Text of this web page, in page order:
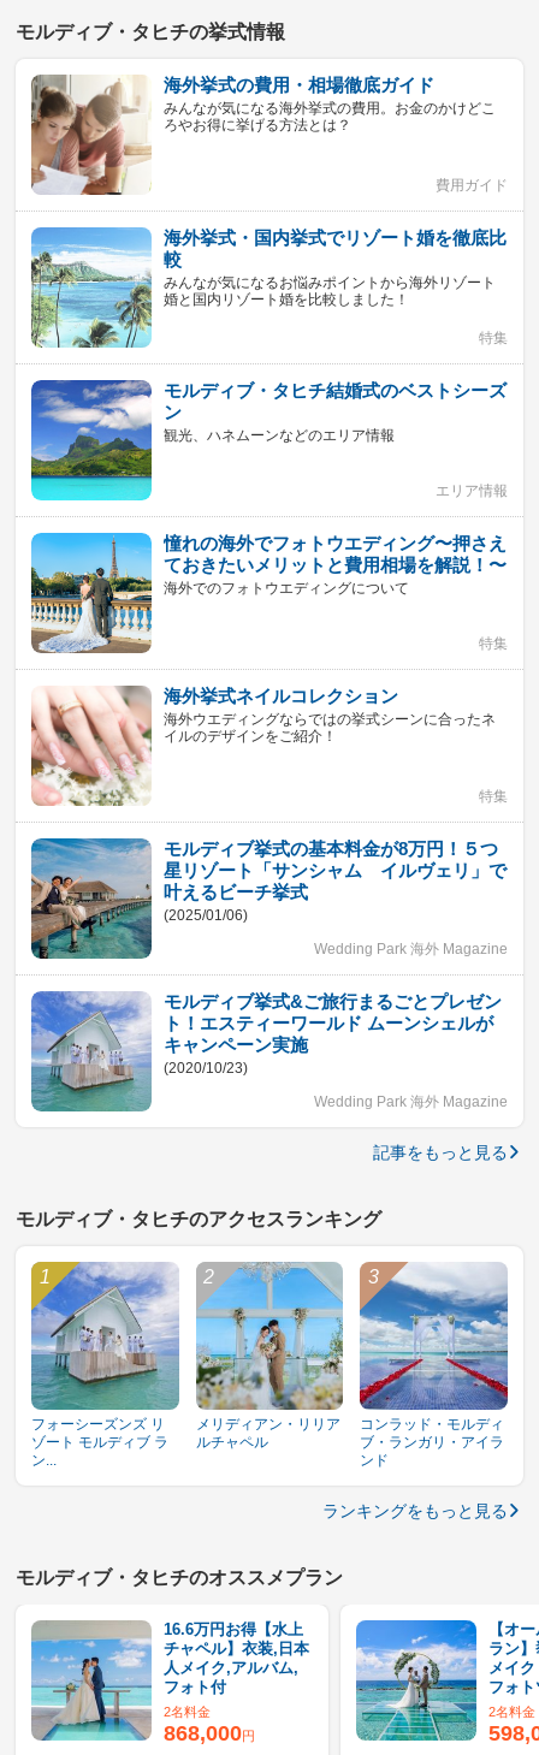
モルディブ・タヒチの挙式情報
海外挙式の費用・相場徹底ガイド
みんなが気になる海外挙式の費用。お金のかけどこ
ろやお得に挙げる方法とは？
費用ガイド
海外挙式・国内挙式でリゾート婚を徹底比
較
みんなが気になるお悩みポイントから海外リゾート
婚と国内リゾート婚を比較しました！
特集
モルディブ・タヒチ結婚式のベストシーズ
ン
観光、ハネムーンなどのエリア情報
エリア情報
憧れの海外でフォトウエディング〜押さえ
ておきたいメリットと費用相場を解説！〜
海外でのフォトウエディングについて
特集
海外挙式ネイルコレクション
海外ウエディングならではの挙式シーンに合ったネ
イルのデザインをご紹介！
特集
モルディブ挙式の基本料金が8万円！５つ
星リゾート「サンシャム イルヴェリ」で
叶えるビーチ挙式
(2025/01/06)
Wedding Park 海外 Magazine
モルディブ挙式&ご旅行まるごとプレゼン
ト！エスティーワールド ムーンシェルが
キャンペーン実施
(2020/10/23)
Wedding Park 海外 Magazine
記事をもっと見る
モルディブ・タヒチのアクセスランキング
フォーシーズンズ リ
ゾート モルディブ ラ
ン...
メリディアン・リリア
ルチャペル
コンラッド・モルディ
ブ・ランガリ・アイラ
ンド
ランキングをもっと見る
モルディブ・タヒチのオススメプラン
16.6万円お得【水上
チャペル】衣装,日本
人メイク,アルバム,
フォト付
2名料金
868,000円
【オ
ラン
メイ
フォ
2名料金